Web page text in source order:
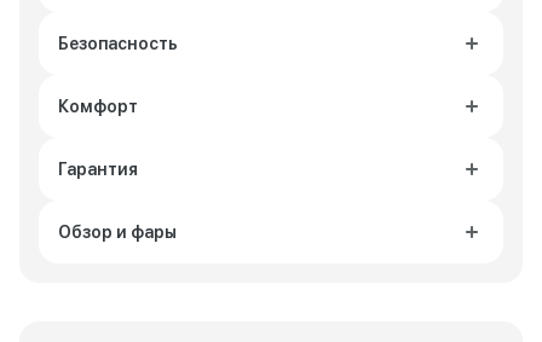
Безопасность
Комфорт
Гарантия
Обзор и фары